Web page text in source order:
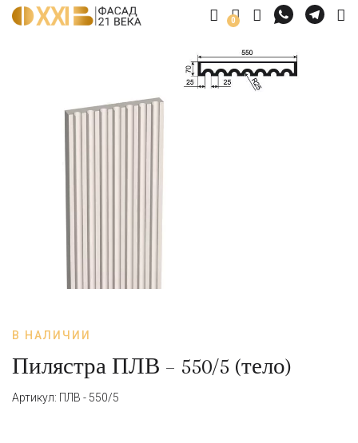
0
В НАЛИЧИИ
Пилястра ПЛВ – 550/5 (тело)
Артикул: ПЛВ - 550/5